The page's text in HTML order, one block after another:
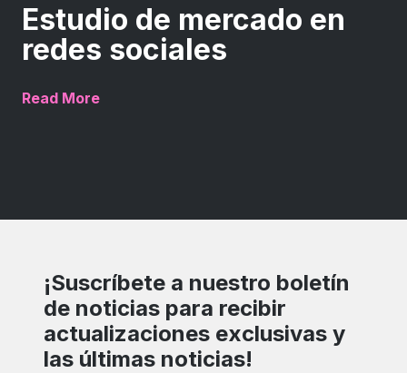
Estudio de mercado en
redes sociales
Read More
¡Suscríbete a nuestro boletín
de noticias para recibir
actualizaciones exclusivas y
las últimas noticias!